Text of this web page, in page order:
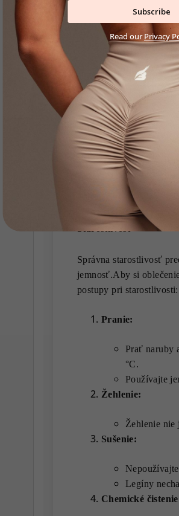
nosenie.
Odolnosť:zvládne
Využitie
fitness a tréning
joga / pilates
voľný čas
každodenný outfit
Správna starostlivosť
jemnosť.Aby si
postupy pri starostlivosti:
Pranie:
Prať naruby
°C.
Používajte
Žehlenie:
Žehlenie nie
Sušenie:
Legíny
Chemické
Subscribe
Read ourPrivacy